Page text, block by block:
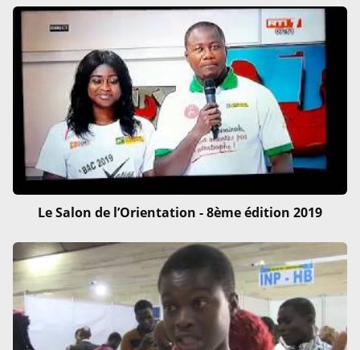
Le Salon de l’Orientation - 8ème édition 2019